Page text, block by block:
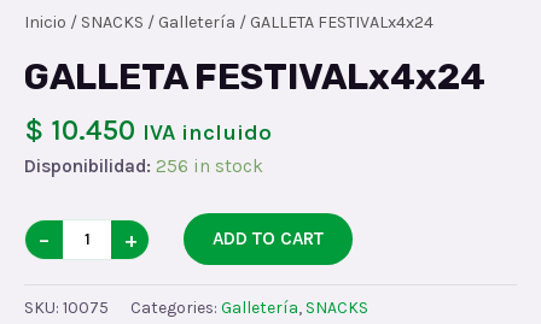
Inicio / SNACKS / Galletería / GALLETA FESTIVALx4x24
GALLETA FESTIVALx4x24
$ 10.450 IVA incluido
Disponibilidad: 256 in stock
GALLETA
FESTIVALx4x24
quantity
− + ADD TO CART
SKU: 10075 Categories: Galletería, SNACKS